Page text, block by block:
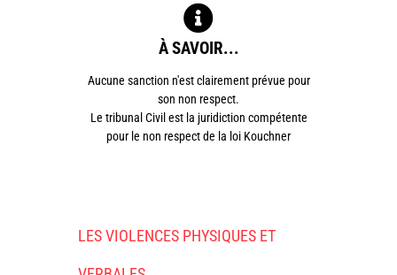
À SAVOIR...
Aucune sanction n'est clairement prévue pour
son non respect.
Le tribunal Civil est la juridiction compétente
pour le non respect de la loi Kouchner
LES VIOLENCES PHYSIQUES ET